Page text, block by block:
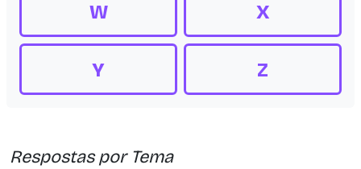
W X
Y Z
Respostas por Tema